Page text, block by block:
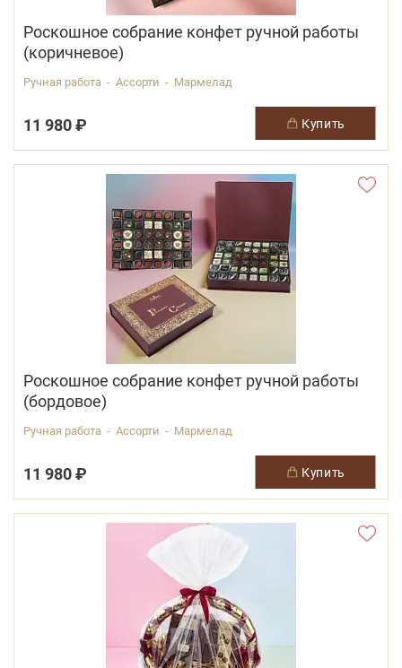
Роскошное собрание конфет ручной работы
(коричневое)
Ручная работа - Ассорти - Мармелад
11 980 ₽ купить
Роскошное собрание конфет ручной работы
(бордовое)
Ручная работа - Ассорти - Мармелад
11 980 ₽ купить